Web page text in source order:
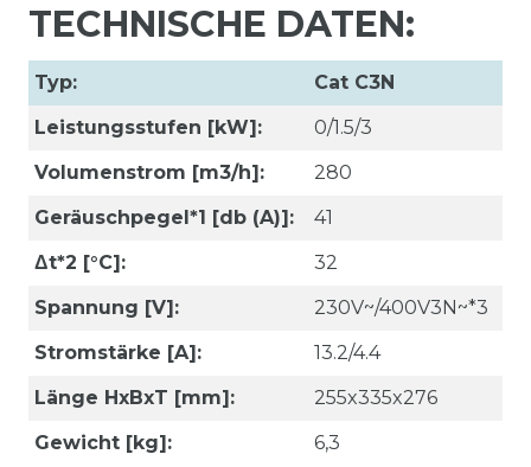
TECHNISCHE DATEN:
Typ:
Cat C3N
Leistungsstufen [kW]:
0/1.5/3
Volumenstrom [m3/h]:
280
Geräuschpegel*1 [db (A)]:
41
Δt*2 [°C]:
32
Spannung [V]:
230V~/400V3N~*3
Stromstärke [A]:
13.2/4.4
Länge HxBxT [mm]:
255x335x276
Gewicht [kg]:
6,3